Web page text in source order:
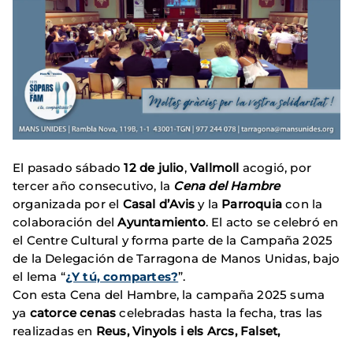
El pasado sábado12 de julio,Vallmoll acogió, por
tercer año consecutivo, la Cena del Hambre
organizada por el Casal d’Avis y la Parroquia con la
colaboración delAyuntamiento. El acto se celebró en
el Centre Cultural y forma parte de la Campaña 2025
de la Delegación de Tarragona de Manos Unidas, bajo
el lema “¿Y tú, compartes?”.
Con esta Cena del Hambre, la campaña 2025 suma
ya catorce cenas celebradas hasta la fecha, tras las
realizadas en Reus, Vinyols i els Arcs, Falset,